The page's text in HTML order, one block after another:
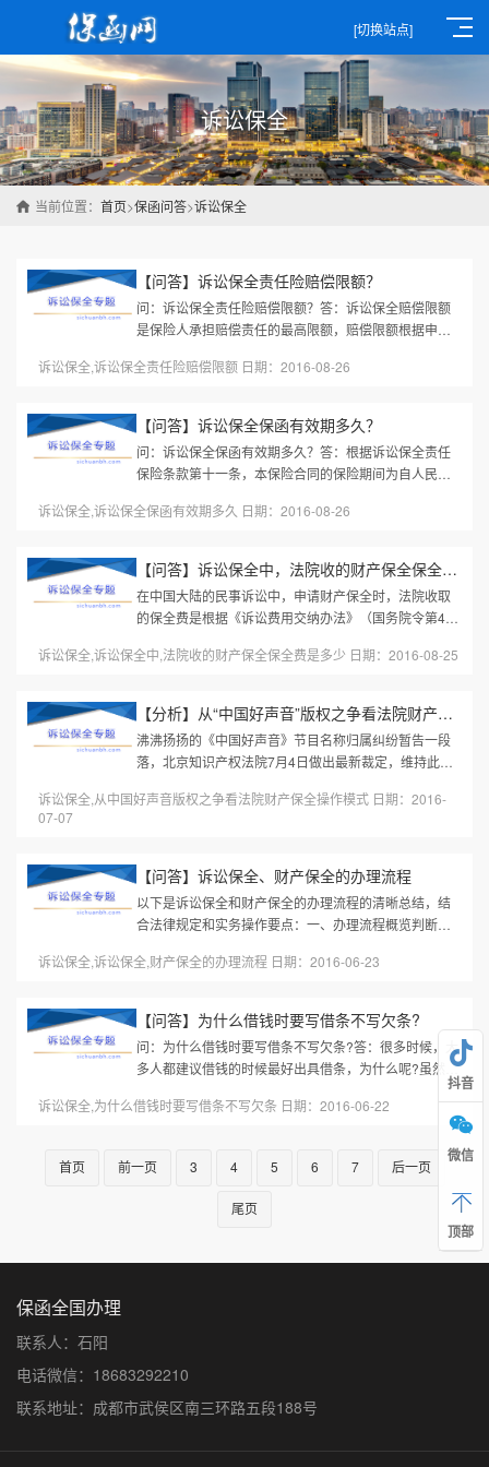
[切换站点]
诉讼保全
当前位置： 首页>保函问答>诉讼保全
【问答】诉讼保全责任险赔偿限额？
问：诉讼保全责任险赔偿限额？答：诉讼保全赔偿限额
是保险人承担赔偿责任的最高限额，赔偿限额根据申请
与投保人协商决定。
诉讼保全,诉讼保全责任险赔偿限额 日期：2016-08-26
【问答】诉讼保全保函有效期多久？
问：诉讼保全保函有效期多久？答：根据诉讼保全责任
保险条款第十一条，本保险合同的保险期间为自人民法
诉案件判决生效之日止终止。...
诉讼保全,诉讼保全保函有效期多久 日期：2016-08-26
【问答】诉讼保全中，法院收的财产保全保全费是多少?
在中国大陆的民事诉讼中，申请财产保全时，法院收取
的保全费是根据《诉讼费用交纳办法》（国务院令第481
费的计算规则基础标准：保全...
诉讼保全,诉讼保全中,法院收的财产保全保全费是多少 日期：2016-08-25
【分析】从“中国好声音”版权之争看法院财产保全操作模式
沸沸扬扬的《中国好声音》节目名称归属纠纷暂告一段
落，北京知识产权法院7月4日做出最新裁定，维持此前
海灿星文化传播有限公司制作...
诉讼保全,从中国好声音版权之争看法院财产保全操作模式 日期：2016-
07-07
【问答】诉讼保全、财产保全的办理流程
以下是诉讼保全和财产保全的办理流程的清晰总结，结
合法律规定和实务操作要点：一、办理流程概览判断保
需在起诉前申请。诉中保全：...
诉讼保全,诉讼保全,财产保全的办理流程 日期：2016-06-23
【问答】为什么借钱时要写借条不写欠条?
问：为什么借钱时要写借条不写欠条?答：很多时候，大
多人都建议借钱的时候最好出具借条，为什么呢?虽然借
条和欠条只差一个字，但是它们却是大大不同的。欠条
与借条的时效性关系着追讨...
诉讼保全,为什么借钱时要写借条不写欠条 日期：2016-06-22
首页 前一页 3 4 5 6 7 后一页
尾页
保函全国办理
联系人：石阳
电话微信：18683292210
联系地址：成都市武侯区南三环路五段188号
抖音
微信
顶部